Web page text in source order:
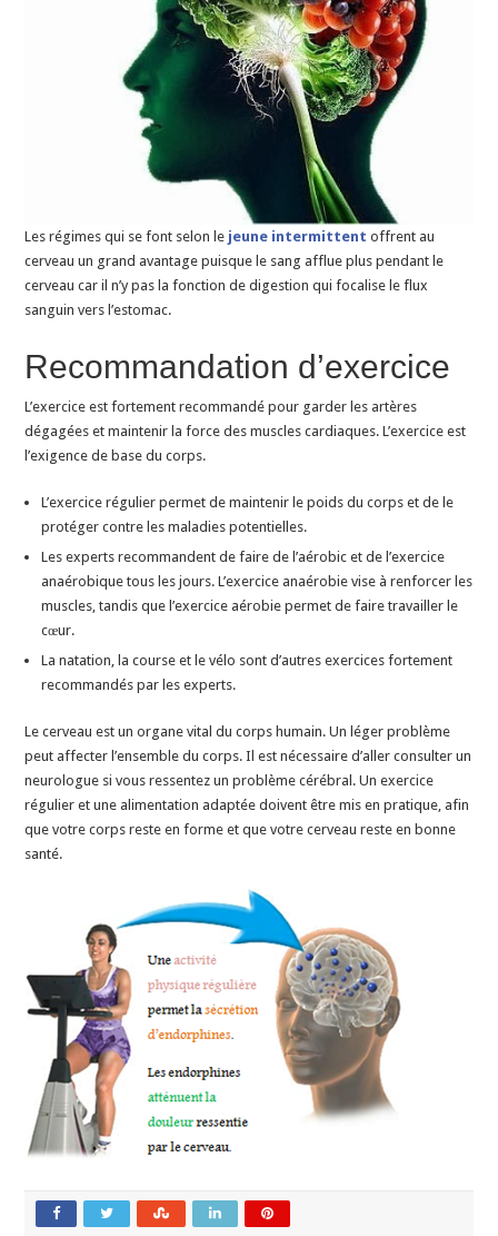
Les régimes qui se font selon le jeune intermittent offrent au
cerveau un grand avantage puisque le sang afflue plus pendant le
cerveau car il n’y pas la fonction de digestion qui focalise le flux
sanguin vers l’estomac.
Recommandation d’exercice
L’exercice est fortement recommandé pour garder les artères
dégagées et maintenir la force des muscles cardiaques. L’exercice est
l’exigence de base du corps.
L’exercice régulier permet de maintenir le poids du corps et de le
protéger contre les maladies potentielles.
Les experts recommandent de faire de l’aérobic et de l’exercice
anaérobique tous les jours. L’exercice anaérobie vise à renforcer les
muscles, tandis que l’exercice aérobie permet de faire travailler le
cœur.
La natation, la course et le vélo sont d’autres exercices fortement
recommandés par les experts.
Le cerveau est un organe vital du corps humain. Un léger problème
peut affecter l’ensemble du corps. Il est nécessaire d’aller consulter un
neurologue si vous ressentez un problème cérébral. Un exercice
régulier et une alimentation adaptée doivent être mis en pratique, afin
que votre corps reste en forme et que votre cerveau reste en bonne
santé.